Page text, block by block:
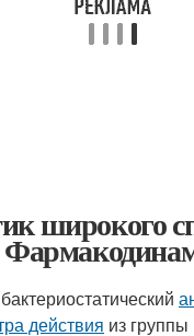
широкого
действия из